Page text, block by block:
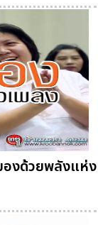
องด้วยพลังแห่ง